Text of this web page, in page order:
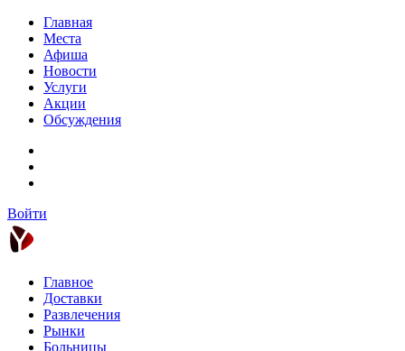
Главная
Места
Афиша
Новости
Услуги
Акции
Обсуждения
Войти
Главное
Доставки
Развлечения
Рынки
Больницы